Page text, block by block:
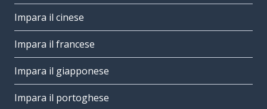
Impara il cinese
Impara il francese
Impara il giapponese
Impara il portoghese